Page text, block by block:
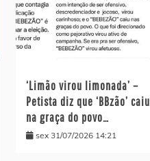
‘Limão virou limonada’ –
Petista diz que ‘BBzão’ caiu
na graça do povo…
sex 31/07/2026 14:21